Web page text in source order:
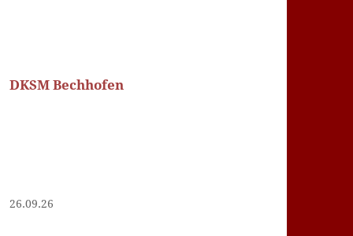
DKSM Bechhofen
26.09.26